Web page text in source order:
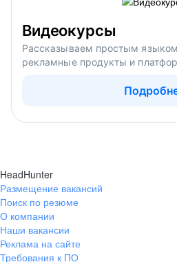
Видеокурсы
Рассказываем простым
рекламные продукты и
HeadHunter
Размещение вакансий
Поиск по резюме
О компании
Наши вакансии
Реклама на сайте
Требования к ПО